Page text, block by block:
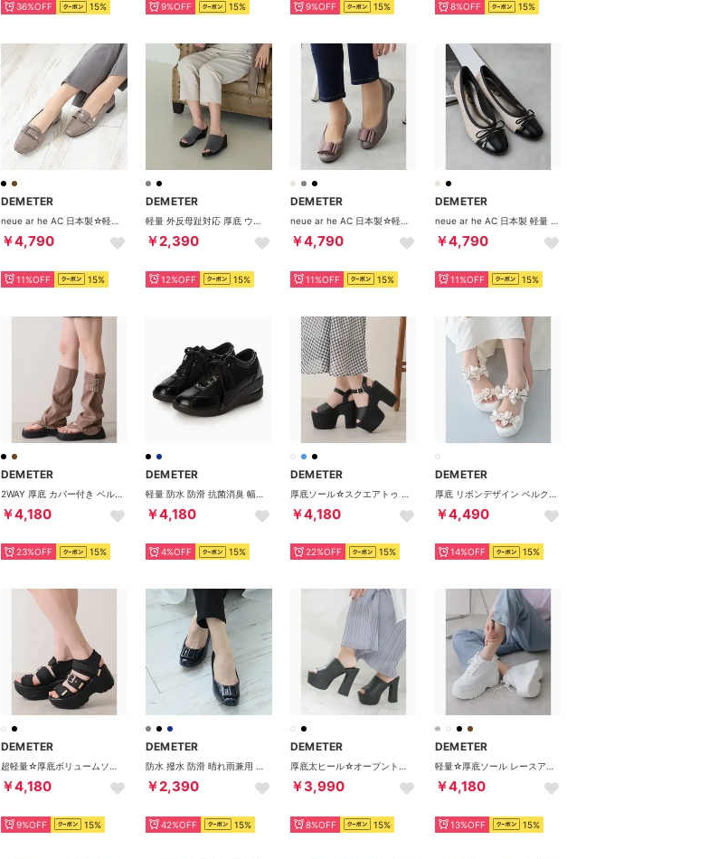
36%OFF 15% 9%OFF 15% 9%OFF 15% 8%OFF 15%
DEMETER
￥4,790
11%OFF 15%
DEMETER
￥2,390
12%OFF 15%
DEMETER
￥4,790
11%OFF 15%
DEMETER
￥4,790
11%OFF 15%
DEMETER
￥4,180
23%OFF 15%
DEMETER
￥4,180
4%OFF 15%
DEMETER
￥4,180
22%OFF 15%
DEMETER
￥4,490
14%OFF 15%
DEMETER
￥4,180
9%OFF 15%
DEMETER
￥2,390
42%OFF 15%
DEMETER
￥3,990
8%OFF 15%
DEMETER
￥4,180
13%OFF 15%